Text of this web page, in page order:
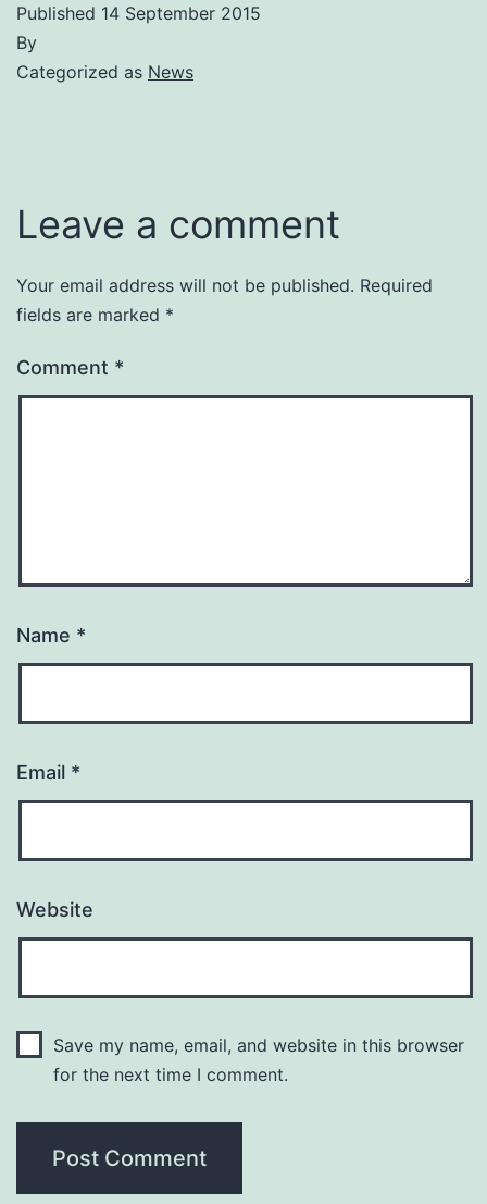
Published 14 September 2015
By
Categorized as News
Leave a comment
Your email address will not be published. Required
fields are marked *
Comment *
Name *
Email *
Website
Save my name, email, and website in this browser
for the next time I comment.